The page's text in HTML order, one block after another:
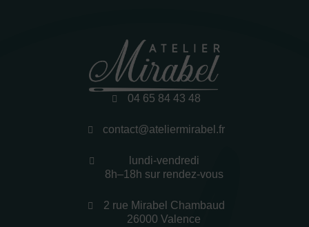
04 65 84 43 48
contact@ateliermirabel.fr
lundi-vendredi
8h–18h sur rendez-vous
2 rue Mirabel Chambaud
26000 Valence